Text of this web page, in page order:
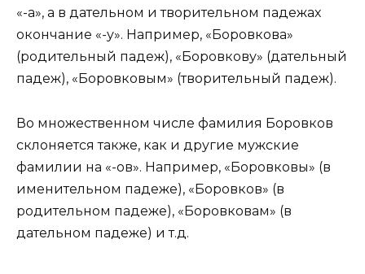
«-а», а в дательном и творительном падежах
окончание «-у». Например, «Боровкова»
(родительный падеж), «Боровкову» (дательный
падеж), «Боровковым» (творительный падеж).
Во множественном числе фамилия Боровков
склоняется также, как и другие мужские
фамилии на «-ов». Например, «Боровковы» (в
именительном падеже), «Боровков» (в
родительном падеже), «Боровковам» (в
дательном падеже) и т.д.